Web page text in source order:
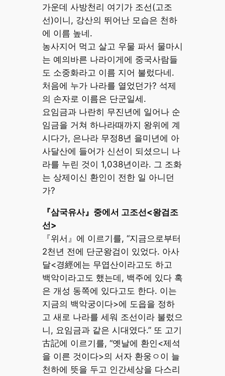
가운데 사방천리 여기가 조선(고조
선)이니, 강산의 뛰어난 모습은 천하
에 이름 높네.
농사지어 먹고 살고 우물 파서 물마시
는 예의바른 나라이게에 중국사람들
도 소중화라고 이름 지어 불렀다네.
처음에 누가 나라를 열었던가? 석제
의 손자로 이름은 단군일세.
요임금과 나란히 무진년에 일어나 순
임금을 거쳐 하나라때까지 왕위에 계
시다가, 은나라 무정8년 을미년에 아
사달산에 들어가 신선이 되셨으니 나
라를 누린 것이 1,038년이라. 그 조화
는 상제이신 환인이 전한 일 아니던
가?
『삼국유사』중에서 고조선<왕검조
선>
『위서』에 이르기를, “지금으로부터
2천년 전에 단군왕검이 있었다. 아사
달<경經에는 무엽산이라고도 하고
백악이라고도 했는데, 백주에 있다 혹
은 개성 동쪽에 있다고도 한다. 이는
지금의 백악궁이다>에 도읍을 정하
고 새로 나라를 세워 조선이라 불렀으
니, 요임금과 같은 시대였다.” 또 고기
古記에 이르기를, “옛날에 환인<제석
을 이른 것이다>의 서자 환웅ㅇ이 늘
천하에 뜻을 두고 인간세상을 다스리